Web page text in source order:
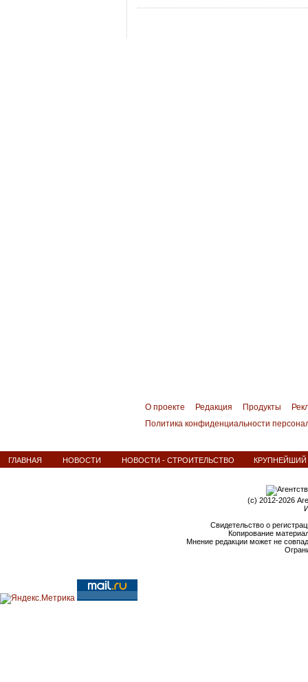
О проекте Редакция Продукты
Политика конфиденциальности
ГЛАВНАЯ НОВОСТИ НОВОСТИ - СТРОИТЕЛЬСТВО КРУПНЕЙШИЙ
(c) 2012-2026
Свидетельство о
Копирование
Мнение редакции может не